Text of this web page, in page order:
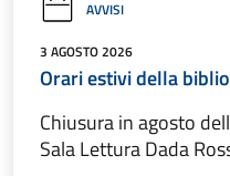
AVVISI
3 AGOSTO 2026
Orari estivi della
Chiusura in agosto
Sala Lettura Dada